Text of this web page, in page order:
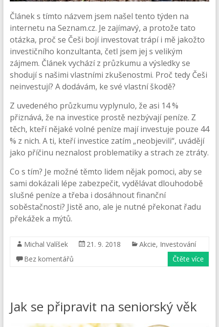
Článek s tímto názvem jsem našel tento týden na
internetu na Seznam.cz. Je zajímavý, a protože tato
otázka, proč se Češi bojí investovat trápí i mě jakožto
investičního konzultanta, četl jsem jej s velikým
zájmem. Článek vychází z průzkumu a výsledky se
shodují s našimi vlastními zkušenostmi. Proč tedy Češi
neinvestují? A dodávám, ke své vlastní škodě?
Z uvedeného průzkumu vyplynulo, že asi 14 %
přiznává, že na investice prostě nezbývají peníze. Z
těch, kteří nějaké volné peníze mají investuje pouze 44
% z nich. A ti, kteří investice zatím „neobjevili“, uvádějí
jako příčinu neznalost problematiky a strach ze ztráty.
Co s tím? Je možné těmto lidem nějak pomoci, aby se
sami dokázali lépe zabezpečit, vydělávat dlouhodobě
slušné peníze a třeba i dosáhnout finanční
soběstačnosti? Jistě ano, ale je nutné překonat řadu
překážek a mýtů.
Michal Valíšek 21. 9. 2018 Akcie, Investování
Bez komentářů
Čtěte více
Jak se připravit na seniorský věk